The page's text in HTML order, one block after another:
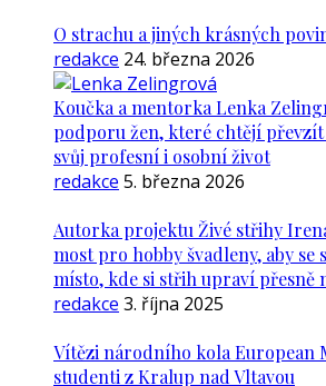
O strachu a jiných krásných
redakce 24. března 2026
Koučka a mentorka Lenka
podporu žen, které chtějí
svůj profesní i osobní život
redakce 5. března 2026
Autorka projektu Živé střihy
most pro hobby švadleny, aby se
místo, kde si střih upraví přesně
redakce 3. října 2025
Vítězi národního kola European
studenti z Kralup nad Vltavou